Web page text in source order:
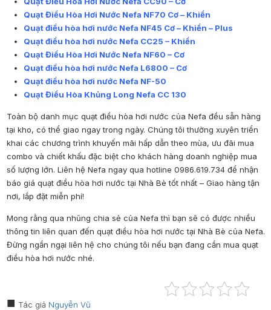
Quạt Điều Hòa Hơi Nước Nefa NF70 Cơ – Khiển
Quạt điều hòa hơi nước Nefa NF45 Cơ – Khiển – Plus
Quạt điều hòa hơi nước Nefa CC25 – Khiển
Quạt Điều Hòa Hơi Nước Nefa NF60 – Cơ
Quạt điều hòa hơi nước Nefa L6800 – Cơ
Quạt điều hòa hơi nước Nefa NF-50
Quạt Điều Hòa Khủng Long Nefa CC 130
Toàn bộ danh mục quạt điều hòa hơi nước của Nefa đều sẵn hàng
tại kho, có thể giao ngay trong ngày. Chúng tôi thường xuyên triển
khai các chương trình khuyến mãi hấp dẫn theo mùa, ưu đãi mua
combo và chiết khấu đặc biệt cho khách hàng doanh nghiệp mua
số lượng lớn. Liên hệ Nefa ngay qua hotline 0986.619.734 để nhận
báo giá quạt điều hòa hơi nước tại Nhà Bè tốt nhất – Giao hàng tận
nơi, lắp đặt miễn phí!
Mong rằng qua nhũng chia sẻ của Nefa thì bạn sẽ có được nhiều
thông tin liên quan đến quạt điều hòa hơi nước tại Nhà Bè của Nefa.
Đừng ngần ngại liên hệ cho chúng tôi nếu bạn đang cần mua quạt
điều hòa hơi nước nhé.
Tác giả Nguyễn Vũ